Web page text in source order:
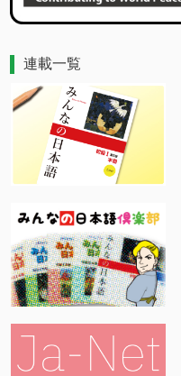
連載一覧